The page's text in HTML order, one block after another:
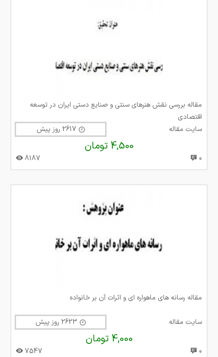
مقاله بررسی نقش هنرهای سنتی و صنایع دستی ایران در توسعه
اقتصادی
سایت مقاله
4,500 تومان
0
8187
مقاله رسانه های ماهواره ای و اثرات آن بر خانواده
سایت مقاله
4,000 تومان
0
7547